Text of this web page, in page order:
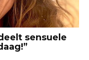
sensuele